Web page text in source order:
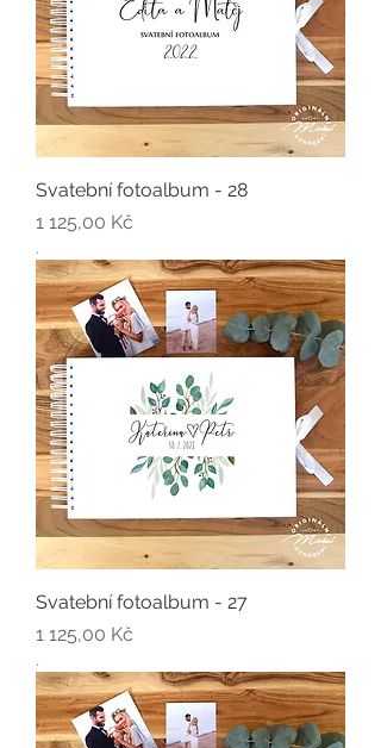
Svatební fotoalbum - 28
Cena
1 125,00 Kč
.
Svatební fotoalbum - 27
Cena
1 125,00 Kč
.